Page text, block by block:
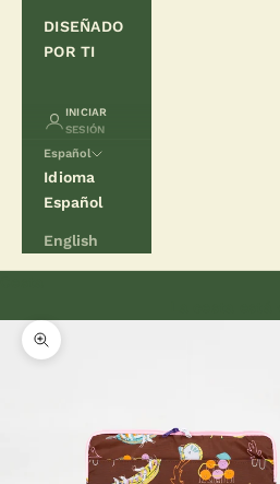
DISEÑADO
POR TI
INICIAR
SESIÓN
Español
Idioma
Español
English
Zoom